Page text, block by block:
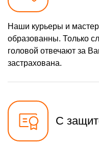
Наши курьеры и
образованны. Только
головой отвечают за
застрахована.
С